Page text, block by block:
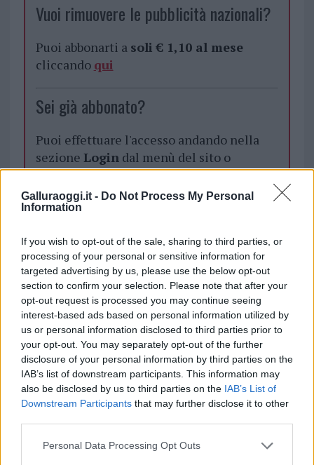
Galluraoggi.it - Do Not Process My Personal
Information
If you wish to opt-out of the sale, sharing to third parties, or
processing of your personal or sensitive information for
targeted advertising by us, please use the below opt-out
section to confirm your selection. Please note that after your
opt-out request is processed you may continue seeing
interest-based ads based on personal information utilized by
us or personal information disclosed to third parties prior to
your opt-out. You may separately opt-out of the further
disclosure of your personal information by third parties on the
IAB’s list of downstream participants. This information may
also be disclosed by us to third parties on the IAB’s List of
Downstream Participants that may further disclose it to other
Please note that this website/app uses one or more Google
Personal Data Processing Opt Outs
Vuoi rimuovere le pubblicità nazionali?
Puoi abbonarti a soli € 1,10 al mese
cliccando qui
Sei già abbonato?
Puoi effettuare l'accesso andando nella
sezione Logindal menù del sito o
cliccandoqui
Finanziamenti Enti Locali
Notizie Gallura
Notizie Sardegna
Unione Comuni
Inviaci le tue segnalazioni,
i tuoi video e le tue foto
Su WhatsApp al numero +39
345 356 7512
Notizie in tempo reale?
Entra nel canale telegram di
GalluraOggi.it